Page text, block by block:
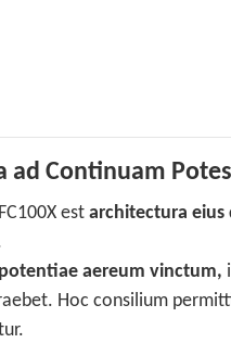
ad Continuam
est architectura eius
aereum vinctum,
Hoc consilium